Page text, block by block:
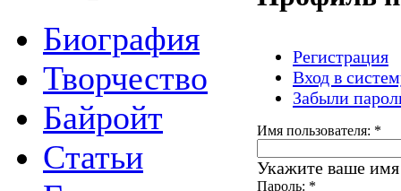
Биография
Творчество
Байройт
Статьи
Регистрация
Вход в
Забыли
Имя пользователя: *
Укажите ваше имя
Пароль: *